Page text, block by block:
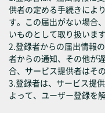
供者の定める手続きによ
す。この届出がない場合
いものとして取り扱います
2.登録者からの届出情報
者からの通知、その他が
合、サービス提供者はそ
3.登録者は、サービス提
よって、ユーザー登録を